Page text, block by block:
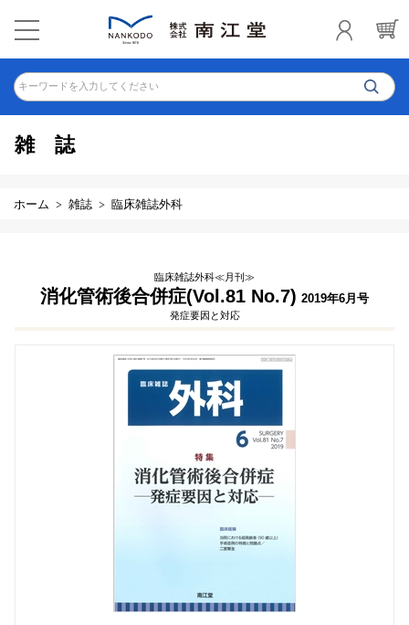
キーワードを入力してください
雑誌
ホーム 雑誌 臨床雑誌外科
臨床雑誌外科≪月刊≫
消化管術後合併症(Vol.81 No.7) 2019年6月号
発症要因と対応